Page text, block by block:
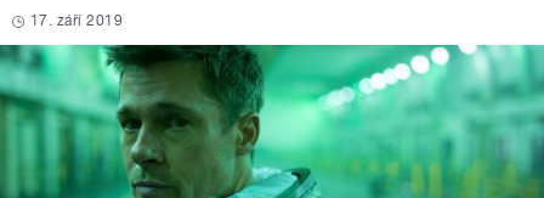
17. září 2019